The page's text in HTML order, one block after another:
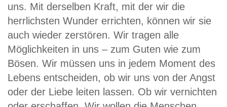
uns. Mit derselben Kraft, mit der wir die
herrlichsten Wunder errichten, können wir sie
auch wieder zerstören. Wir tragen alle
Möglichkeiten in uns – zum Guten wie zum
Bösen. Wir müssen uns in jedem Moment des
Lebens entscheiden, ob wir uns von der Angst
oder der Liebe leiten lassen. Ob wir vernichten